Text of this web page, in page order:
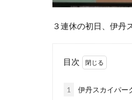
３連休の初日、伊丹
目次
1 伊丹スカイパー